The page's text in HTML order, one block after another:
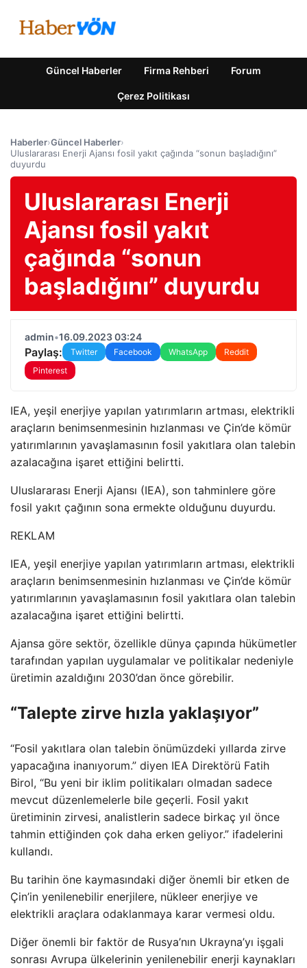
Güncel Haberler Firma Rehberi Forum
Çerez Politikası
Haberler›Güncel Haberler›
Uluslararası Enerji Ajansı fosil yakıt çağında “sonun başladığını”
duyurdu
Uluslararası Enerji
Ajansı fosil yakıt
çağında “sonun
başladığını” duyurdu
admin•16.09.2023 03:24
Paylaş: Twitter Facebook WhatsApp
Reddit
Pinterest
IEA, yeşil enerjiye yapılan yatırımların artması, elektrikli
araçların benimsenmesinin hızlanması ve Çin’de kömür
yatırımlarının yavaşlamasının fosil yakıtlara olan talebin
azalacağına işaret ettiğini belirtti.
Uluslararası Enerji Ajansı (IEA), son tahminlere göre
fosil yakıt çağının sona ermekte olduğunu duyurdu.
REKLAM
IEA, yeşil enerjiye yapılan yatırımların artması, elektrikli
araçların benimsenmesinin hızlanması ve Çin’de kömür
yatırımlarının yavaşlamasının fosil yakıtlara olan talebin
azalacağına işaret ettiğini belirtti.
Ajansa göre sektör, özellikle dünya çapında hükümetler
tarafından yapılan uygulamalar ve politikalar nedeniyle
üretimin azaldığını 2030’dan önce görebilir.
“Talepte zirve hızla yaklaşıyor”
“Fosil yakıtlara olan talebin önümüzdeki yıllarda zirve
yapacağına inanıyorum.” diyen IEA Direktörü Fatih
Birol, “Bu yeni bir iklim politikaları olmadan sadece
mevcut düzenlemelerle bile geçerli. Fosil yakıt
üretiminin zirvesi, analistlerin sadece birkaç yıl önce
tahmin ettiğinden çok daha erken geliyor.” ifadelerini
kullandı.
Bu tarihin öne kaymasındaki diğer önemli bir etken de
Çin’in yenilenebilir enerjilere, nükleer enerjiye ve
elektrikli araçlara odaklanmaya karar vermesi oldu.
Diğer önemli bir faktör de Rusya’nın Ukrayna’yı işgali
sonrası Avrupa ülkelerinin yenilenebilir enerji kaynakları